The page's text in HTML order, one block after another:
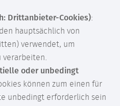
Drittanbieter-Cookies):
hauptsächlich von
verwendet, um
oder unbedingt
können zum einen für
unbedingt erforderlich sein